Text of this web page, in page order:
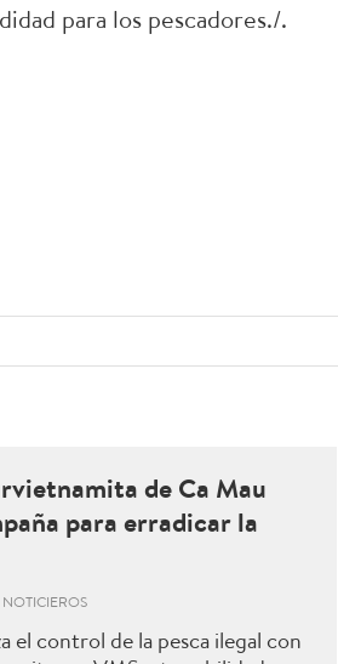
para los pescadores./.
de Ca Mau
para erradicar la
NOTICIEROS
el control de la pesca ilegal con